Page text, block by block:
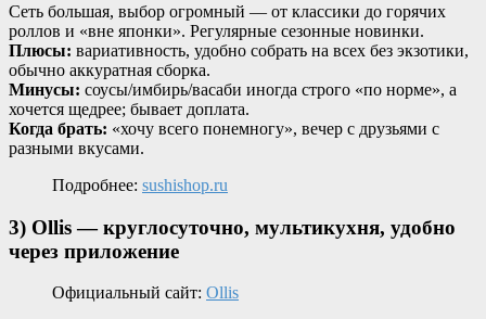
Сеть большая, выбор огромный — от классики до горячих
роллов и «вне японки». Регулярные сезонные новинки.
Плюсы: вариативность, удобно собрать на всех без экзотики,
обычно аккуратная сборка.
Минусы: соусы/имбирь/васаби иногда строго «по норме», а
хочется щедрее; бывает доплата.
Когда брать: «хочу всего понемногу», вечер с друзьями с
разными вкусами.
Подробнее: sushishop.ru
3) Ollis — круглосуточно, мультикухня, удобно
через приложение
Официальный сайт: Ollis